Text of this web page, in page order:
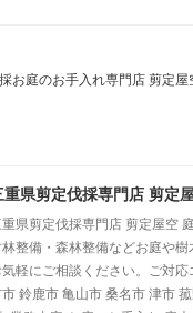
お庭のお手入れ専門店 剪定
重県剪定伐採専門店 剪定屋空
整備・森林整備などお庭や
気軽にご相談ください。ご対応
鈴鹿市 亀山市 桑名市 津市